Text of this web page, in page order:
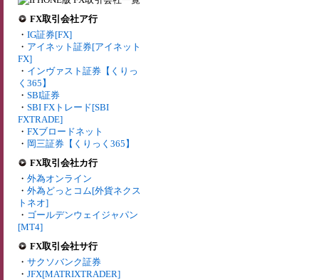
FX取引会社ア行
・ IG証券[FX]
・ アイネット証券[アイネット
FX]
・ インヴァスト証券【くりっ
く365】
・ SBI証券
・ SBI FXトレード[SBI
FXTRADE]
・ FXブロードネット
・ 岡三証券【くりっく365】
FX取引会社カ行
・ 外為オンライン
・ 外為どっとコム[外貨ネクス
トネオ]
・ ゴールデンウェイジャパン
[MT4]
FX取引会社サ行
・ サクソバンク証券
・ JFX[MATRIXTRADER]